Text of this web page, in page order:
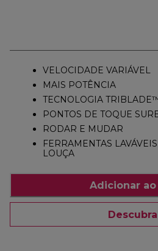
VELOCIDADE VARIÁVEL
MAIS POTÊNCIA
TECNOLOGIA
PONTOS DE TOQUE
RODAR E MUDAR
FERRAMENTAS
LOUÇA
Adicionar